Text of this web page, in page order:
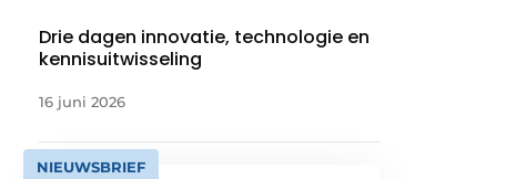
Drie dagen innovatie, technologie en
kennisuitwisseling
16 juni 2026
NIEUWSBRIEF